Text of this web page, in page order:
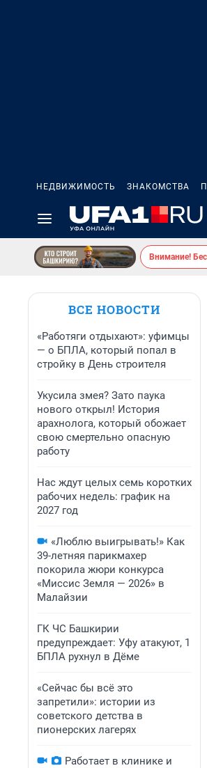
НЕДВИЖИМОСТЬ ЗНАКОМСТВА
Внимание!
ВСЕ НОВОСТИ
«Работяги отдыхают»: уфимцы
— о БПЛА, который попал в
стройку в День строителя
Укусила змея? Зато паука
нового открыл! История
арахнолога, который обожает
свою смертельно опасную
работу
Нас ждут целых семь коротких
рабочих недель: график на
2027 год
«Люблю выигрывать!» Как
39-летняя парикмахер
покорила жюри конкурса
«Миссис Земля — 2026» в
Малайзии
ГК ЧС Башкирии
предупреждает: Уфу атакуют, 1
БПЛА рухнул в Дёме
«Сейчас бы всё это
запретили»: истории из
советского детства в
пионерских лагерях
Работает в клинике и